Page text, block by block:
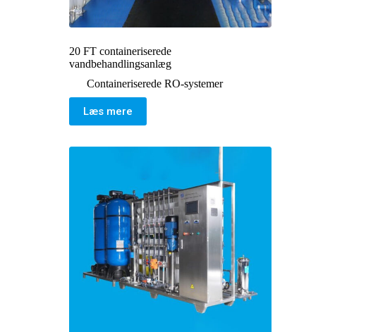
20 FT containeriserede
vandbehandlingsanlæg
Containeriserede RO-systemer
Læs mere